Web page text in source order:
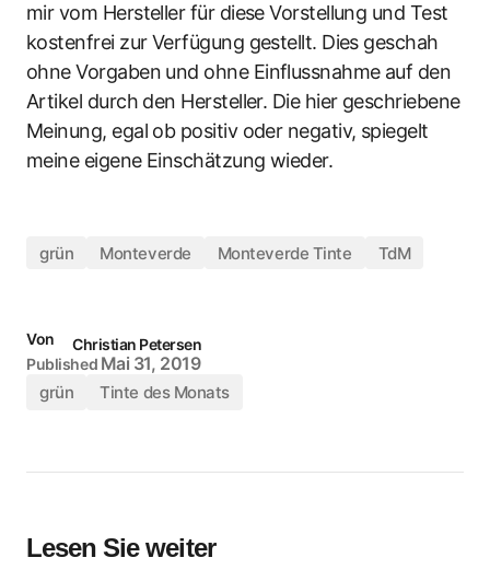
mir vom Hersteller für diese Vorstellung und Test
kostenfrei zur Verfügung gestellt. Dies geschah
ohne Vorgaben und ohne Einflussnahme auf den
Artikel durch den Hersteller. Die hier geschriebene
Meinung, egal ob positiv oder negativ, spiegelt
meine eigene Einschätzung wieder.
grün Monteverde Monteverde Tinte TdM
Von
Christian Petersen
Published Mai 31, 2019
grün Tinte des Monats
Lesen Sie weiter